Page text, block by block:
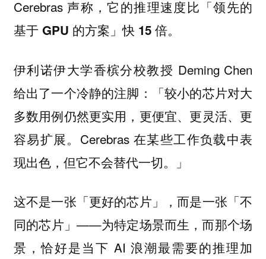
Cerebras 声称，它的推理速度比「领先的
基于 GPU 的方案」快 15 倍。
伊利诺伊大学香槟分校教授 Deming Chen
给出了一个冷静的注脚：「较小的芯片对大
多数用例仍然更实用，更便宜、更灵活、更
容易扩展。Cerebras 在某些工作负载中表
现出色，但它不会替代一切。」
这不是一张「更好的芯片」，而是一张「不
同的芯片」——为特定场景而生，而那个场
景，恰好是当下 AI 浪潮最需要的推理加